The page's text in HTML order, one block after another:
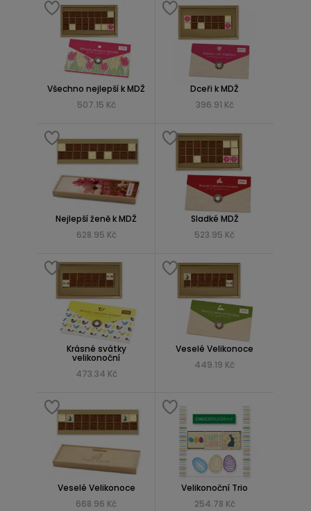
Všechno nejlepší k MDŽ
507.15 Kč
Dceři k MDŽ
396.91 Kč
Nejlepší ženě k MDŽ
628.95 Kč
Sladké MDŽ
523.95 Kč
Krásné svátky
velikonoční
473.34 Kč
Veselé Velikonoce
449.19 Kč
Veselé Velikonoce
668.96 Kč
Velikonoční Trio
254.78 Kč